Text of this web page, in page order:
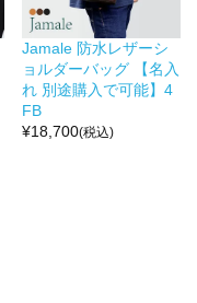
Jamale 防水レザーシ
ョルダーバッグ 【名入
れ 別途購入で可能】4
FB
¥18,700(税込)